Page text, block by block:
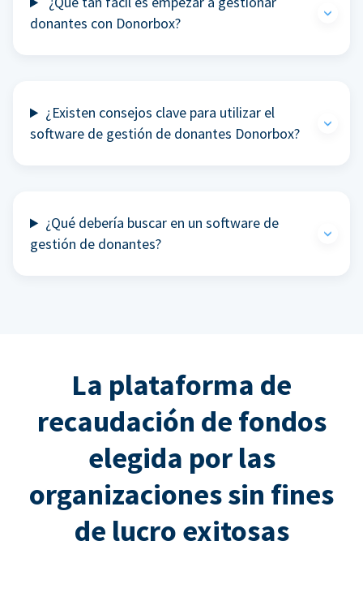
donantes con Donorbox?
¿Existen consejos clave para utilizar el
software de gestión de donantes Donorbox?
¿Qué debería buscar en un software de
gestión de donantes?
La plataforma de
recaudación de fondos
elegida por las
organizaciones sin fines
de lucro exitosas